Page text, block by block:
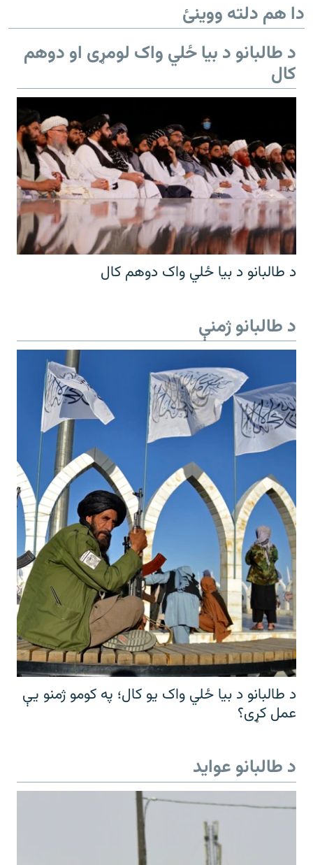
دا هم دلته ووینئ
د طالبانو د بیا ځلي واک لومړی او دوهم
کال
د طالبانو د بیا ځلي واک دوهم کال
د طالبانو ژمنې
د طالبانو د بیا ځلي واک یو کال؛ په کومو ژمنو یې
عمل کړی؟
د طالبانو عواید